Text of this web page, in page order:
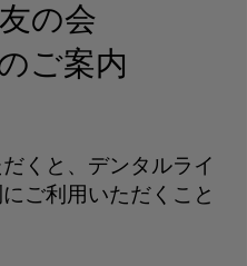
の会
ご案内
くと、デンタルライ
ご利用いただくこと